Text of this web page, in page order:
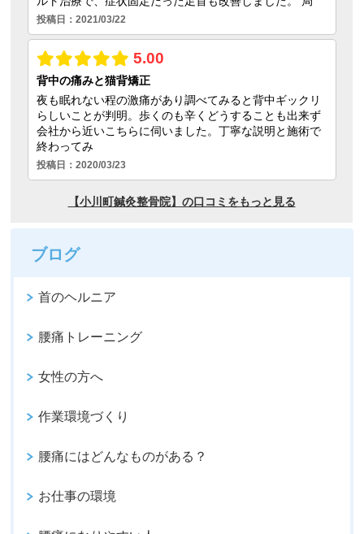
ブログ
首のヘルニア
腰痛トレーニング
女性の方へ
作業環境づくり
腰痛にはどんなものがある？
お仕事の環境